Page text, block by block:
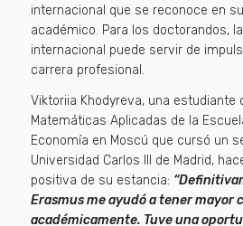
internacional que se reconoce en
académico. Para los doctorandos,
internacional puede servir de
carrera profesional.
Viktoriia Khodyreva, una estudiante
Matemáticas Aplicadas de la
Economía en Moscú que cursó un
Universidad Carlos III de Madrid,
positiva de su estancia:
Erasmus me ayudó a tener mayor
académicamente. Tuve una